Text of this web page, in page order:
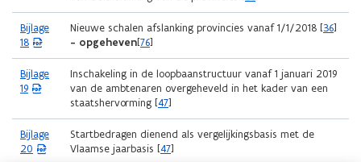
s
t
e
)
u
w
v
e
n
s
r
)
n
n
i
e
u
w
e
n
s
n
t
i
n
n
i
u
w
v
o
p
e
n
t
n
n
i
t
a
n
o
p
n
t
i
F
b
e
t
a
n
p
e
Bijlage
18
(
P
D
F
b
t
a
n
Nieuwe schalen afslanking provincies vanaf 1/1/2018 [36]
- opgeheven[76]
Bijlage
19
(
P
F
b
e
Inschakeling in de loopbaanstructuur vanaf 1 januari 2019
van de ambtenaren overgeheveld in het kader van een
staatshervorming [47]
Bijlage
20
(
P
Startbedragen dienend als vergelijkingsbasis met de
Vlaamse jaarbasis [47]